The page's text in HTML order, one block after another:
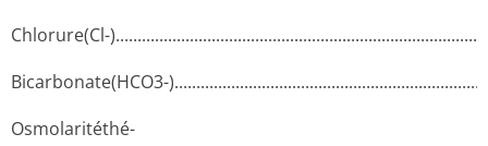
Chlorure(Cl-
Bicarbonate(HCO3-
Osmolaritéthé­